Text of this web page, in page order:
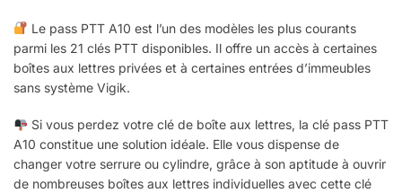
Le pass PTT A10 est l’un des modèles les plus courants
parmi les 21 clés PTT disponibles. Il offre un accès à certaines
boîtes aux lettres privées et à certaines entrées d’immeubles
sans système Vigik.
Si vous perdez votre clé de boîte aux lettres, la clé pass PTT
A10 constitue une solution idéale. Elle vous dispense de
changer votre serrure ou cylindre, grâce à son aptitude à ouvrir
de nombreuses boîtes aux lettres individuelles avec cette clé